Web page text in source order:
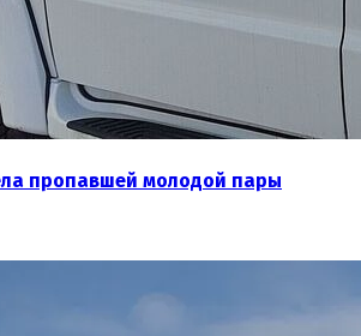
пропавшей молодой пары